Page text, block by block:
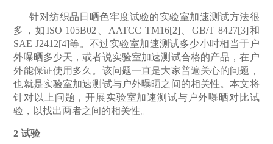
针对纺织品日晒色牢度试验的实验室加速测试方法很
多，如ISO 105B02
AATCC TM16[2] 、GB/T 8427[3]和
SAE J2412[4]等。不过实验室加速测试多少小时相当于户
外曝晒多少天，或者说实验室加速测试合格的产品，在户
外能保证使用多久。该问题一直是大家普遍关心的问题，
也就是实验室加速测试与户外曝晒之间的相关性。本文将
针对以上问题，开展实验室加速测试与户外曝晒对比试
验，以找出两者之间的相关性。
2 试验